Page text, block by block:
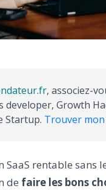
, associez-
developer, Growth
Startup. Trouver mon
SaaS rentable sans
de faire les bons